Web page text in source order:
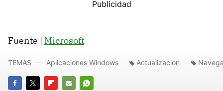
Fuente | Microsoft
TEMAS Aplicaciones Windows Actualización